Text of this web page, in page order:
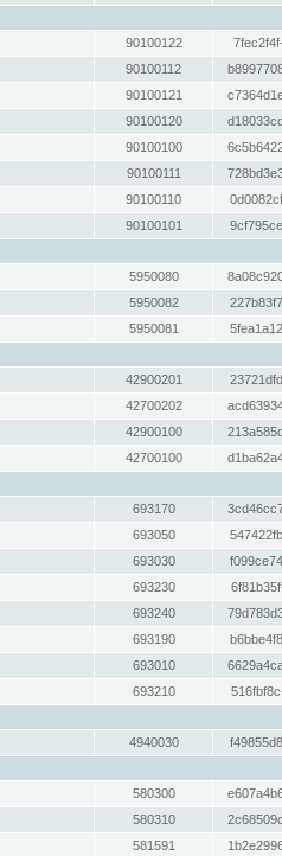
90100122
90100112
90100121
90100120
90100100
90100111
90100110
90100101
5950080
5950082
5950081
42900201
42700202
42900100
42700100
693170
693050
693030
693230
693240
693190
693010
693210
4940030
580300
580310
581591